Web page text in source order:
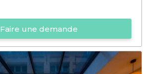
Faire une demande